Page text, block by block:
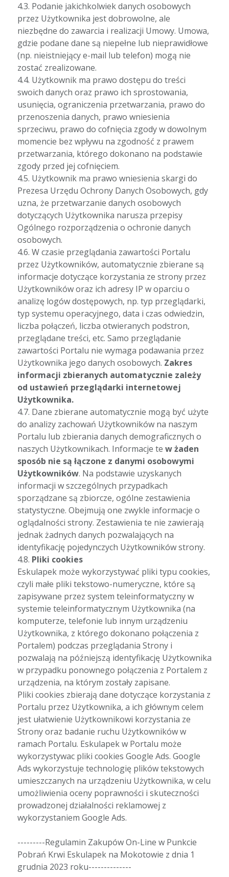
4.3. Podanie jakichkolwiek danych osobowych
przez Użytkownika jest dobrowolne, ale
niezbędne do zawarcia i realizacji Umowy. Umowa,
gdzie podane dane są niepełne lub nieprawidłowe
(np. nieistniejący e-mail lub telefon) mogą nie
zostać zrealizowane.
4.4. Użytkownik ma prawo dostępu do treści
swoich danych oraz prawo ich sprostowania,
usunięcia, ograniczenia przetwarzania, prawo do
przenoszenia danych, prawo wniesienia
sprzeciwu, prawo do cofnięcia zgody w dowolnym
momencie bez wpływu na zgodność z prawem
przetwarzania, którego dokonano na podstawie
zgody przed jej cofnięciem.
4.5. Użytkownik ma prawo wniesienia skargi do
Prezesa Urzędu Ochrony Danych Osobowych, gdy
uzna, że przetwarzanie danych osobowych
dotyczących Użytkownika narusza przepisy
Ogólnego rozporządzenia o ochronie danych
osobowych.
4.6. W czasie przeglądania zawartości Portalu
przez Użytkowników, automatycznie zbierane są
informacje dotyczące korzystania ze strony przez
Użytkowników oraz ich adresy IP w oparciu o
analizę logów dostępowych, np. typ przeglądarki,
typ systemu operacyjnego, data i czas odwiedzin,
liczba połączeń, liczba otwieranych podstron,
przeglądane treści, etc. Samo przeglądanie
zawartości Portalu nie wymaga podawania przez
Użytkownika jego danych osobowych. Zakres
informacji zbieranych automatycznie zależy
od ustawień przeglądarki internetowej
Użytkownika.
4.7. Dane zbierane automatycznie mogą być użyte
do analizy zachowań Użytkowników na naszym
Portalu lub zbierania danych demograficznych o
naszych Użytkownikach. Informacje te w żaden
sposób nie są łączone z danymi osobowymi
Użytkowników. Na podstawie uzyskanych
informacji w szczególnych przypadkach
sporządzane są zbiorcze, ogólne zestawienia
statystyczne. Obejmują one zwykle informacje o
oglądalności strony. Zestawienia te nie zawierają
jednak żadnych danych pozwalających na
identyfikację pojedynczych Użytkowników strony.
4.8. Pliki cookies
Eskulapek może wykorzystywać pliki typu cookies,
czyli małe pliki tekstowo-numeryczne, które są
zapisywane przez system teleinformatyczny w
systemie teleinformatycznym Użytkownika (na
komputerze, telefonie lub innym urządzeniu
Użytkownika, z którego dokonano połączenia z
Portalem) podczas przeglądania Strony i
pozwalają na późniejszą identyfikację Użytkownika
w przypadku ponownego połączenia z Portalem z
urządzenia, na którym zostały zapisane.
Pliki cookies zbierają dane dotyczące korzystania z
Portalu przez Użytkownika, a ich głównym celem
jest ułatwienie Użytkownikowi korzystania ze
Strony oraz badanie ruchu Użytkowników w
ramach Portalu. Eskulapek w Portalu może
wykorzystywac pliki cookies Google Ads. Google
Ads wykorzystuje technologię plików tekstowych
umieszczanych na urządzeniu Użytkownika, w celu
umożliwienia oceny poprawności i skuteczności
prowadzonej działalności reklamowej z
wykorzystaniem Google Ads.
---------Regulamin Zakupów On-Line w Punkcie
Pobrań Krwi Eskulapek na Mokotowie z dnia 1
grudnia 2023 roku--------------